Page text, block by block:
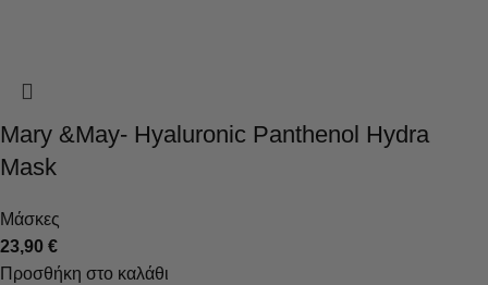
Mary &May- Hyaluronic Panthenol Hydra
Mask
Μάσκες
23,90 €
Προσθήκη στο καλάθι